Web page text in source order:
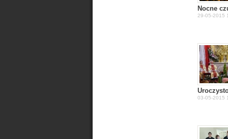
Nocne
29-05-2015
03-05-2015